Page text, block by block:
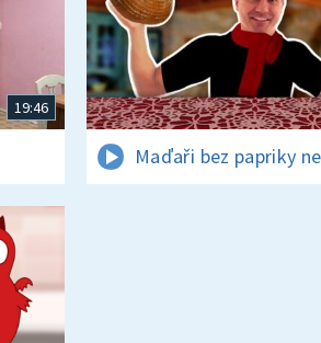
19:46
Maďaři bez papriky